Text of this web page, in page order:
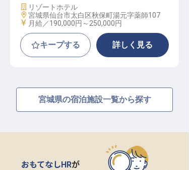
施設業態
リゾートホテル
勤務地
宮城県仙台市太白区秋保町湯元字薬師107
給与
月給／190,000円～ 250,000円
キープする 詳しく見る
宮城県の宿泊施設一覧から探す
おもてなしHRが